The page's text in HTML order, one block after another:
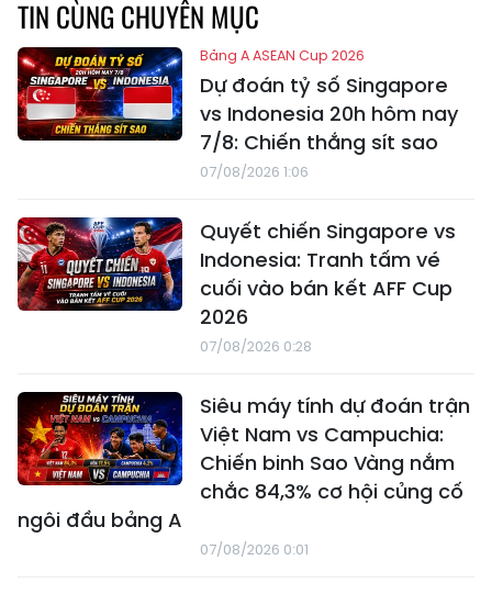
TIN CÙNG CHUYÊN MỤC
Bảng A ASEAN Cup 2026
Dự đoán tỷ số Singapore
vs Indonesia 20h hôm nay
7/8: Chiến thắng sít sao
07/08/2026 1:06
Quyết chiến Singapore vs
Indonesia: Tranh tấm vé
cuối vào bán kết AFF Cup
2026
07/08/2026 0:28
Siêu máy tính dự đoán trận
Việt Nam vs Campuchia:
Chiến binh Sao Vàng nắm
chắc 84,3% cơ hội củng cố
ngôi đầu bảng A
07/08/2026 0:01